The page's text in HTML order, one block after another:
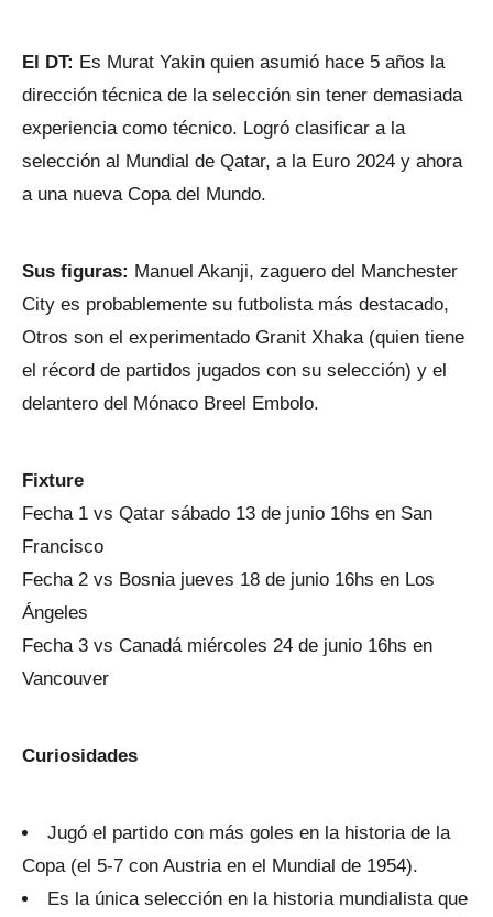
El DT: Es Murat Yakin quien asumió hace 5 años la
dirección técnica de la selección sin tener demasiada
experiencia como técnico. Logró clasificar a la
selección al Mundial de Qatar, a la Euro 2024 y ahora
a una nueva Copa del Mundo.
Sus figuras: Manuel Akanji, zaguero del Manchester
City es probablemente su futbolista más destacado,
Otros son el experimentado Granit Xhaka (quien tiene
el récord de partidos jugados con su selección) y el
delantero del Mónaco Breel Embolo.
Fixture
Fecha 1 vs Qatar sábado 13 de junio 16hs en San
Francisco
Fecha 2 vs Bosnia jueves 18 de junio 16hs en Los
Ángeles
Fecha 3 vs Canadá miércoles 24 de junio 16hs en
Vancouver
Curiosidades
Jugó el partido con más goles en la historia de la
Copa (el 5-7 con Austria en el Mundial de 1954).
Es la única selección en la historia mundialista que